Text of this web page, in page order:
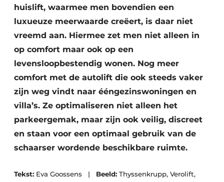
huislift, waarmee men bovendien een
luxueuze meerwaarde creëert, is daar niet
vreemd aan. Hiermee zet men niet alleen in
op comfort maar ook op een
levensloopbestendig wonen. Nog meer
comfort met de autolift die ook steeds vaker
zijn weg vindt naar ééngezinswoningen en
villa’s. Ze optimaliseren niet alleen het
parkeergemak, maar zijn ook veilig, discreet
en staan voor een optimaal gebruik van de
schaarser wordende beschikbare ruimte.
Tekst: Eva Goossens | Beeld: Thyssenkrupp, Verolift,